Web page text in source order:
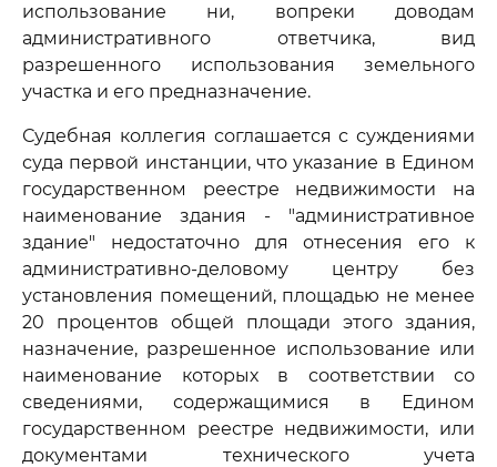
использование ни, вопреки доводам
административного ответчика, вид
разрешенного использования земельного
участка и его предназначение.
Судебная коллегия соглашается с суждениями
суда первой инстанции, что указание в Едином
государственном реестре недвижимости на
наименование здания - "административное
здание" недостаточно для отнесения его к
административно-деловому центру без
установления помещений, площадью не менее
20 процентов общей площади этого здания,
назначение, разрешенное использование или
наименование которых в соответствии со
сведениями, содержащимися в Едином
государственном реестре недвижимости, или
документами технического учета